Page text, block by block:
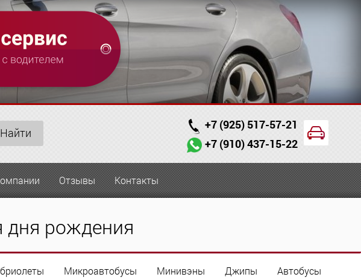
Найти
+7 (925) 517-57-21
+7 (910) 437-15-22
Отзывы Контакты
дня рождения
Микроавтобусы Минивэны Джипы Автобусы